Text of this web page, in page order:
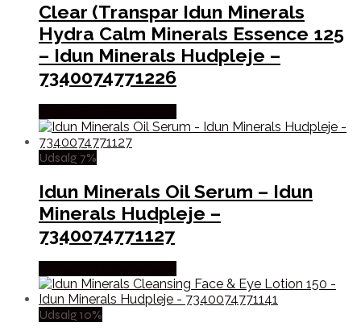
Clear (Transpar Idun Minerals
Hydra Calm Minerals Essence 125
– Idun Minerals Hudpleje –
7340074771226
Udsalg 7%
Idun Minerals Oil Serum – Idun
Minerals Hudpleje –
7340074771127
Udsalg 10%